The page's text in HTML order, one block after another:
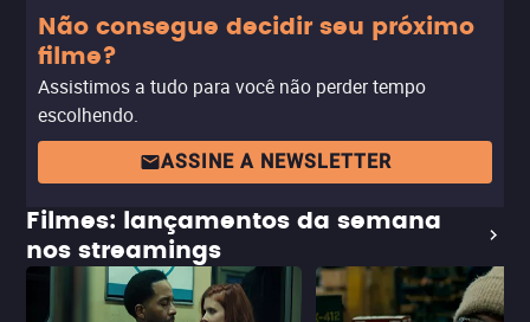
Não consegue decidir seu próximo
filme?
Assistimos a tudo para você não perder tempo
escolhendo.
ASSINE A NEWSLETTER
Filmes: lançamentos da semana
nos streamings